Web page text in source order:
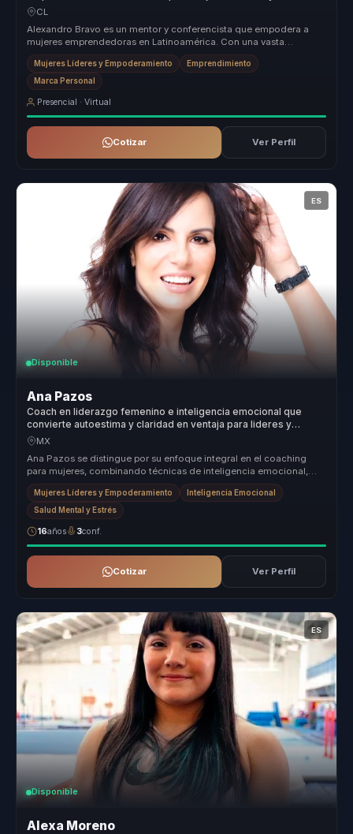
empresariales.
CL
Alexandro Bravo es un mentor y conferencista que empodera a
mujeres emprendedoras en Latinoamérica. Con una vasta
experiencia y formación...
Mujeres Líderes y Empoderamiento Emprendimiento
Marca Personal
Presencial · Virtual
Cotizar Ver Perfil
ES
Disponible
Ana Pazos
Coach en liderazgo femenino e inteligencia emocional que
convierte autoestima y claridad en ventaja para lideres y
equipos.
MX
Ana Pazos se distingue por su enfoque integral en el coaching
para mujeres, combinando técnicas de inteligencia emocional,
mindfulness y ...
Mujeres Líderes y Empoderamiento Inteligencia Emocional
Salud Mental y Estrés
16años 3conf.
Cotizar Ver Perfil
ES
Disponible
Alexa Moreno